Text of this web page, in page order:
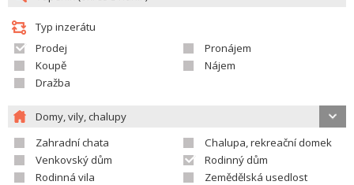
Typ inzerátu
Prodej
Pronájem
Koupě
Nájem
Dražba
Domy, vily, chalupy
Zahradní chata
Chalupa, rekreační domek
Venkovský dům
Rodinný dům
Rodinná vila
Zemědělská usedlost